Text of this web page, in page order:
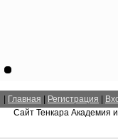
| Главная | Регистрация |
Сайт Тенкара Академия